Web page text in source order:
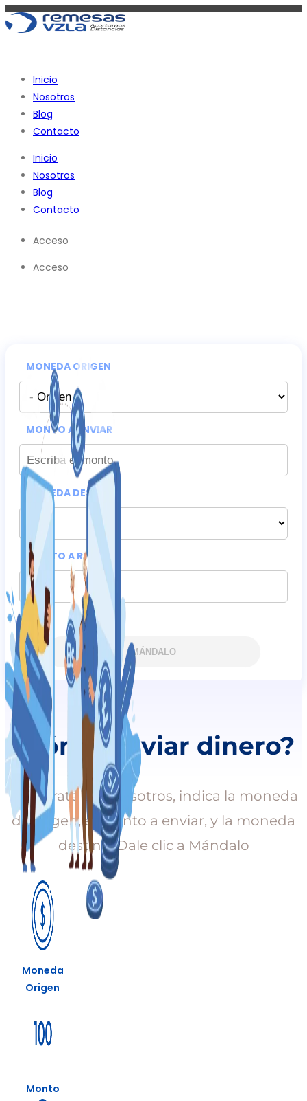
Ir
al
Inicio
Nosotros
Blog
Contacto
Inicio
Nosotros
Blog
Contacto
Acceso
Acceso
MONEDA ORIGEN
MONTO A ENVIAR
MONEDA DESTINO
MONTO A RECIBIR
MÁNDALO
¿Cómo enviar dinero?
Regístrate con nosotros, indica la moneda
de origen, el monto a enviar, y la moneda
destino. Dale clic a Mándalo
Moneda
Origen
Monto